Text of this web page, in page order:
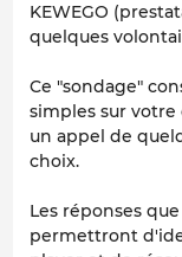
KEWEGO
quelques
Ce "sondage"
simples sur votre
un appel de
choix.
Les réponses
permettront